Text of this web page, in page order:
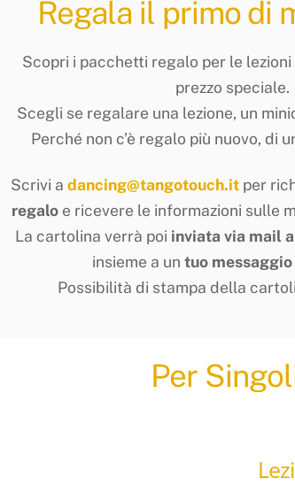
Regala il primo di
Scopri i pacchetti regalo per le
prezzo speciale.
Scegli se regalare una lezione, un
Perché non c’è regalo più nuovo, di
Scrivi a dancing@tangotouch.it per
regalo e ricevere le informazioni sulle
La cartolina verrà poi inviata via mail
insieme a un tuo
Possibilità di stampa della
Per